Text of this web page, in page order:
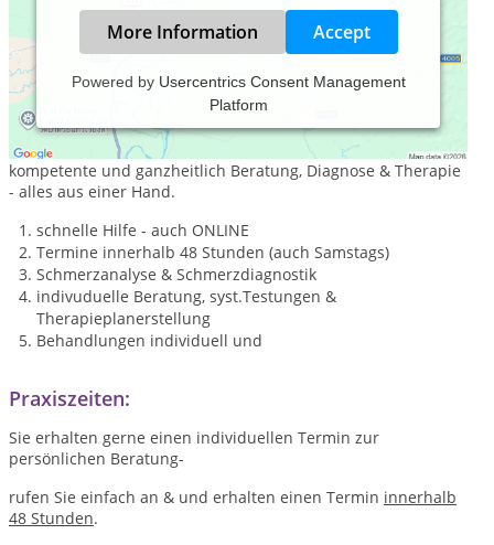
More Information Accept
Powered by Usercentrics Consent Management
Platform
Als Heilpraktiker speziallisiert für Physiotherapie und als
erfahrener Physiotherapeut erhalten Sie von mir :
kompetente und ganzheitlich Beratung, Diagnose & Therapie
- alles aus einer Hand.
schnelle Hilfe - auch ONLINE
Termine innerhalb 48 Stunden (auch Samstags)
Schmerzanalyse & Schmerzdiagnostik
indivuduelle Beratung, syst.Testungen &
Therapieplanerstellung
Behandlungen individuell und
Praxiszeiten:
Sie erhalten gerne einen individuellen Termin zur
persönlichen Beratung-
rufen Sie einfach an & und erhalten einen Termin innerhalb
48 Stunden.